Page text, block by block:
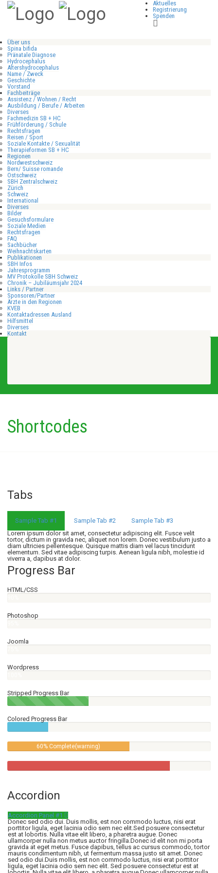
Aktuelles
Registrierung
Spenden
Über uns
Spina bifida
Pränatale Diagnose
Hydrocephalus
Altershydrocephalus
Name / Zweck
Geschichte
Vorstand
Fachbeiträge
Assistenz / Wohnen / Recht
Ausbildung / Berufe / Arbeiten
Diverses
Fachmedizin SB + HC
Frühförderung / Schule
Rechtsfragen
Reisen / Sport
Soziale Kontakte / Sexualität
Therapieformen SB + HC
Regionen
Nordwestschweiz
Bern/ Suisse romande
Ostschweiz
SBH Zentralschweiz
Zürich
Schweiz
International
Diverses
Bilder
Gesuchsformulare
Soziale Medien
Rechtsfragen
FAQ
Sachbücher
Weihnachtskarten
Publikationen
SBH Infos
Jahresprogramm
MV Protokolle SBH Schweiz
Chronik – Jubiläumsjahr 2024
Links / Partner
Sponsoren/Partner
Ärzte in den Regionen
KVEB
Kontaktadressen Ausland
Hilfsmittel
Diverses
Kontakt
Shortcodes
Tabs
Sample Tab #1 Sample Tab #2
Sample Tab #3
Lorem ipsum dolor sit amet, consectetur adipiscing elit. Fusce velit
tortor, dictum in gravida nec, aliquet non lorem. Donec vestibulum justo a
diam ultricies pellentesque. Quisque mattis diam vel lacus tincidunt
elementum. Sed vitae adipiscing turpis. Aenean ligula nibh, molestie id
viverra a, dapibus at dolor.
Progress Bar
HTML/CSS
Photoshop
Joomla
Wordpress
Stripped Progress Bar
40%
Colored Progress Bar
60% Complete(warning)
Accordion
Accordion Panel #1
Donec sed odio dui. Duis mollis, est non commodo luctus, nisi erat
porttitor ligula, eget lacinia odio sem nec elit.Sed posuere consectetur
est at lobortis. Nulla vitae elit libero, a pharetra augue. Donec
ullamcorper nulla non metus auctor fringilla.Donec id elit non mi porta
gravida at eget metus. Fusce dapibus, tellus ac cursus commodo, tortor
mauris condimentum nibh, ut fermentum massa justo sit amet. Donec
sed odio dui.Duis mollis, est non commodo luctus, nisi erat porttitor
ligula, eget lacinia odio sem nec elit. Sed posuere consectetur est at